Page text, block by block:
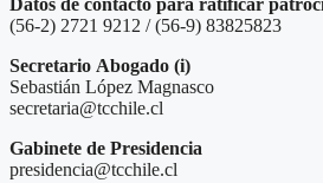
(56-2) 2721 9212 / (56-9) 83825823
Secretario Abogado (i)
Sebastián López Magnasco
secretaria@tcchile.cl
Gabinete de Presidencia
presidencia@tcchile.cl